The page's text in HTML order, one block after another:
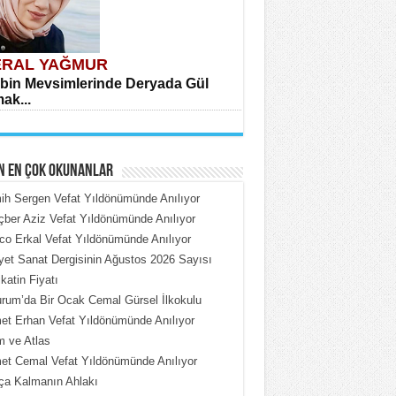
YAĞMUR
Mevsimlerinde Deryada Gül
ÇOBAN
Put Dışardaki Maskeler...
EN ÇOK OKUNANLAR
Sergen Vefat Yıldönümünde Anılıyor
Aziz Vefat Yıldönümünde Anılıyor
Erkal Vefat Yıldönümünde Anılıyor
Sanat Dergisinin Ağustos 2026 Sayısı
Fiyatı
Bir Ocak Cemal Gürsel İlkokulu
Erhan Vefat Yıldönümünde Anılıyor
ve Atlas
Cemal Vefat Yıldönümünde Anılıyor
Kalmanın Ahlakı